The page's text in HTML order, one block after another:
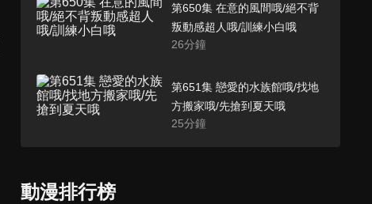
第650集 在意的風間哦/絕不背
叛動感超人哦/訓練小白哦
26分鐘
第651集 戀愛的水族館哦/找地
方搬家哦/先搶到夏天哦
25分鐘
動漫排行榜